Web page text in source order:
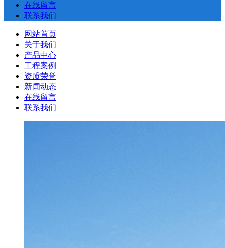
在线留言
联系我们
网站首页
关于我们
产品中心
工程案例
资质荣誉
新闻动态
在线留言
联系我们